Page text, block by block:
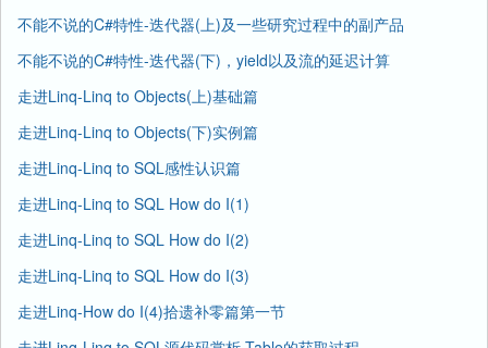
不能不说的C#特性-迭代器(上)及一些研究过程中的副产品
不能不说的C#特性-迭代器(下)，yield以及流的延迟计算
走进Linq-Linq to Objects(上)基础篇
走进Linq-Linq to Objects(下)实例篇
走进Linq-Linq to SQL感性认识篇
走进Linq-Linq to SQL How do I(1)
走进Linq-Linq to SQL How do I(2)
走进Linq-Linq to SQL How do I(3)
走进Linq-How do I(4)拾遗补零篇第一节